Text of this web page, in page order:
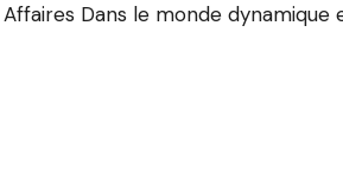
Dans le monde